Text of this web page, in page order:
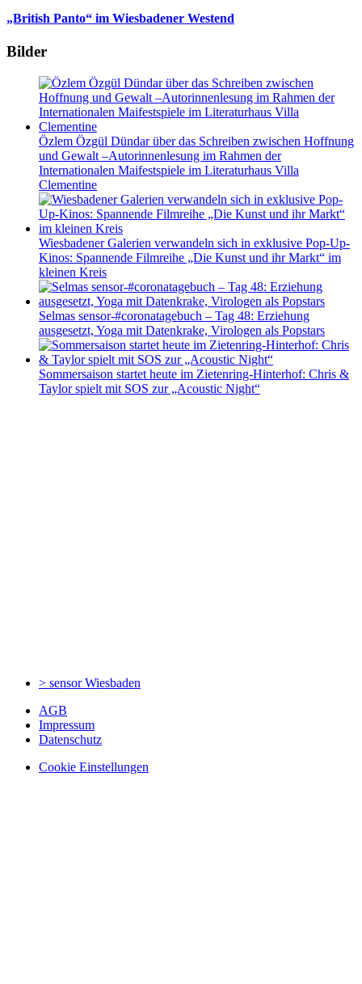
„British Panto“ im Wiesbadener Westend
Bilder
Özlem Özgül Dündar über das Schreiben zwischen Hoffnung
und Gewalt –Autorinnenlesung im Rahmen der
Internationalen Maifestspiele im Literaturhaus Villa
Clementine
Wiesbadener Galerien verwandeln sich in exklusive Pop-Up-
Kinos: Spannende Filmreihe „Die Kunst und ihr Markt“ im
kleinen Kreis
Selmas sensor-#coronatagebuch – Tag 48: Erziehung
ausgesetzt, Yoga mit Datenkrake, Virologen als Popstars
Sommersaison startet heute im Zietenring-Hinterhof: Chris &
Taylor spielt mit SOS zur „Acoustic Night“
> sensorWiesbaden
AGB
Impressum
Datenschutz
Cookie Einstellungen